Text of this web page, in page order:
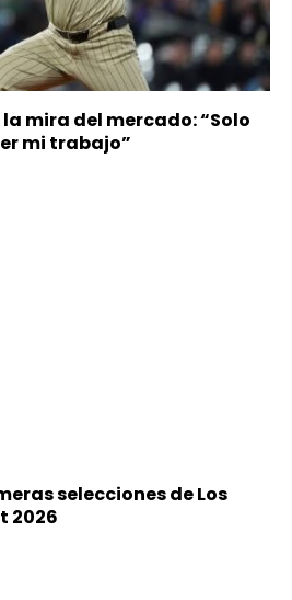
mira del mercado: “Solo
mi trabajo”
selecciones de Los
2026